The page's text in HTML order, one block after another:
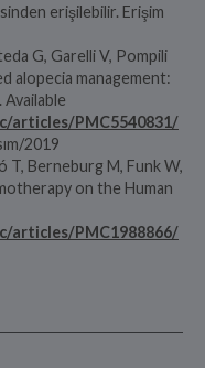
erişilebilir. Erişim
G, Garelli V, Pompili
alopecia management:
articles/PMC5540831/
2019
T, Berneburg M, Funk W,
on the Human
articles/PMC1988866/